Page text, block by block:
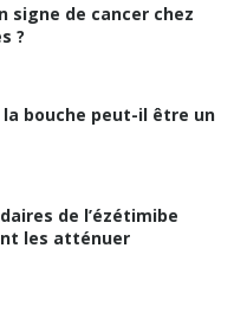
signe de cancer chez
?
bouche peut-il être un
de l’ézétimibe
les atténuer